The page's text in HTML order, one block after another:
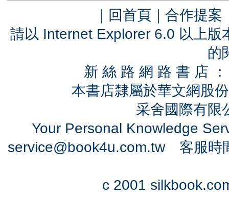
｜ 回首頁 ｜ 合作提案
請以 Internet Explorer 6.0 以上
的
新 絲 路 網 路 書 店
本書店隸屬於華文網股
采舍國際有
Your Personal Knowledge
service@book4u.com.tw客服時
c 2001